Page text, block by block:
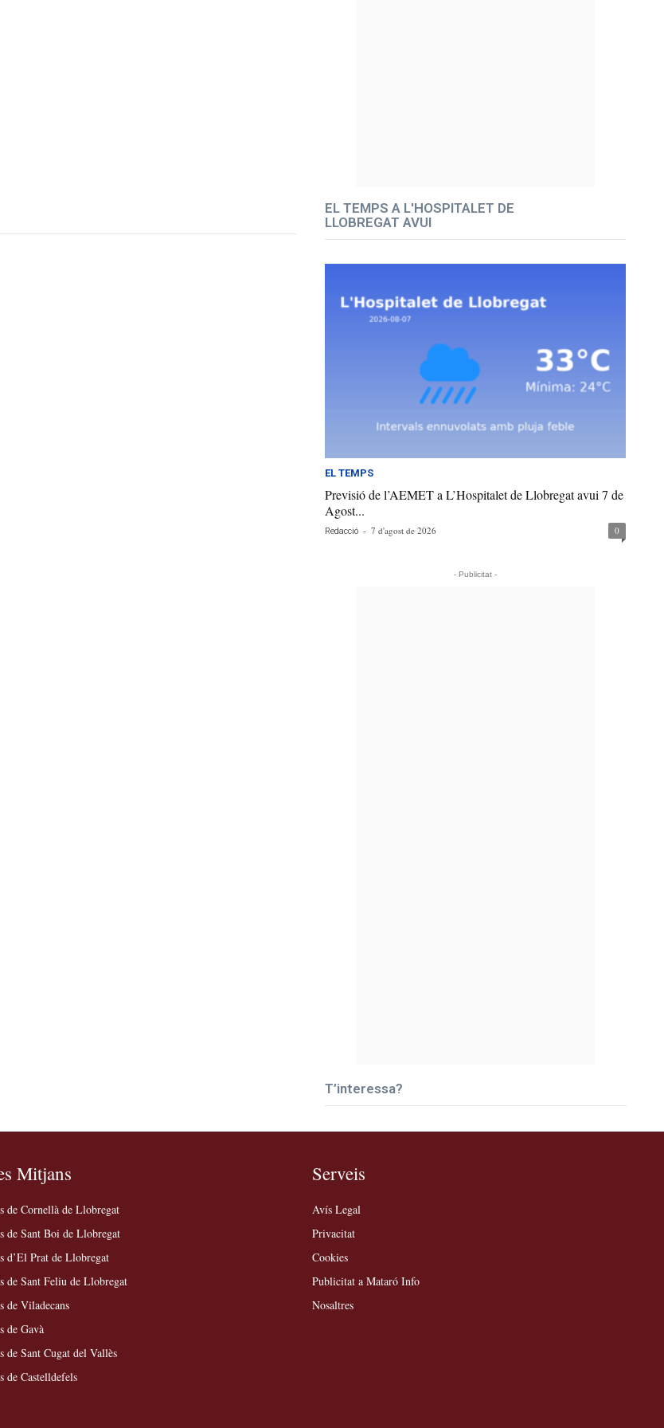
EL TEMPS A L'HOSPITALET DE
LLOBREGAT AVUI
EL TEMPS
Previsió de l’AEMET a L’Hospitalet de Llobregat avui 7 de
Agost...
Redacció - 7 d'agost de 2026 0
- Publicitat -
T’interessa?
Mitjans
de Cornellà de Llobregat
de Sant Boi de Llobregat
d’El Prat de Llobregat
de Sant Feliu de Llobregat
de Viladecans
de Gavà
de Sant Cugat del Vallès
de Castelldefels
Serveis
Avís Legal
Privacitat
Cookies
Publicitat a Mataró Info
Nosaltres